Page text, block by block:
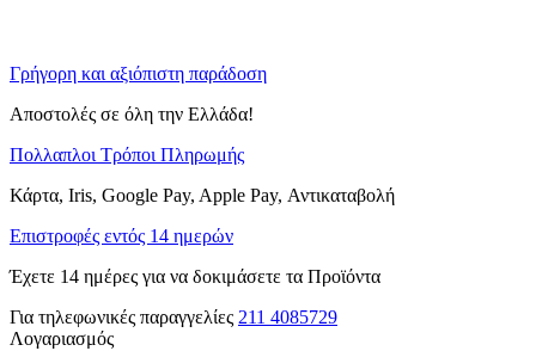
Γρήγορη και αξιόπιστη παράδοση
Αποστολές σε όλη την Ελλάδα!
Πολλαπλοι Τρόποι Πληρωμής
Κάρτα, Iris, Google Pay, Apple Pay, Αντικαταβολή
Επιστροφές εντός 14 ημερών
Έχετε 14 ημέρες για να δοκιμάσετε τα Προϊόντα
Για τηλεφωνικές παραγγελίες 211 4085729
Λογαριασμός